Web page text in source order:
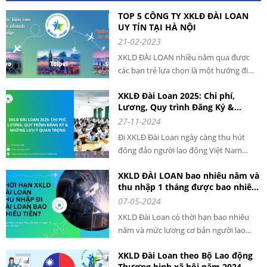
TOP 5 CÔNG TY XKLĐ ĐÀI LOAN
UY TÍN TẠI HÀ NỘI
21-02-2023
XKLD ĐÀI LOAN nhiều năm qua được
các bạn trẻ lựa chọn là một hướng đi
thu nhập. Mỗi năm có hàng ngàn lao
động VIỆT NAM qua ĐÀI LOAN làm việc
với mức thu nhập cao và ổn định.
XKLĐ Đài Loan 2025: Chi phí,
Lương, Quy trình Đăng Ký &
Những Lưu Ý Quan Trọng cho
LOAN
27-11-2024
Đi XKLĐ Đài Loan ngày càng thu hút
đông đảo người lao động Việt Nam
mức lương ổn định và quy trình rõ ràng,
XKLĐ Đài Loan năm 2025 là cơ hội tuyệt
vời để bạn nâng cao thu nhập và phát
triển bản thân.
XKLD ĐÀI LOAN bao nhiêu năm và
thu nhập 1 tháng được bao nhiêu
tiền?
07-05-2024
XKLD Đài Loan có thời hạn bao nhiêu
năm và mức lương cơ bản người lao
là câu hỏi được rất nhiều người đặt ra
XKLD Đài Loan theo Bộ Lao động